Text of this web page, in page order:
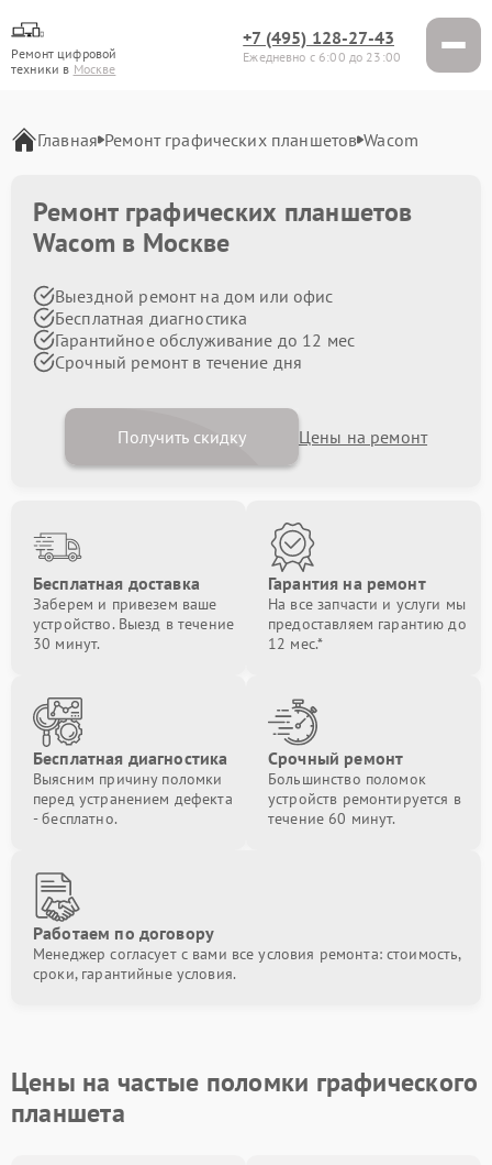
Ремонт цифровой
техники в Москве
+7 (495) 128-27-43
Ежедневно с 6:00 до 23:00
Главная Ремонт графических планшетов Wacom
Ремонт графических планшетов
Wacom в Москве
Выездной ремонт на дом или офис
Бесплатная диагностика
Гарантийное обслуживание до 12 мес
Срочный ремонт в течение дня
Получить скидку Цены на ремонт
Бесплатная доставка
Заберем и привезем ваше
устройство. Выезд в течение
30 минут.
Гарантия на ремонт
На все запчасти и услуги мы
предоставляем гарантию до
12 мес.*
Бесплатная диагностика
Выясним причину поломки
перед устранением дефекта
- бесплатно.
Срочный ремонт
Большинство поломок
устройств ремонтируется в
течение 60 минут.
Работаем по договору
Менеджер согласует с вами все условия ремонта: стоимость,
сроки, гарантийные условия.
Цены на частые поломки графического
планшета